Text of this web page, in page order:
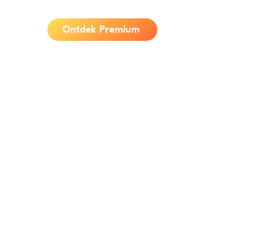
Ontdek Premium